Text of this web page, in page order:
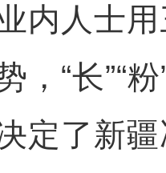
内人士
“长”“粉
了新疆